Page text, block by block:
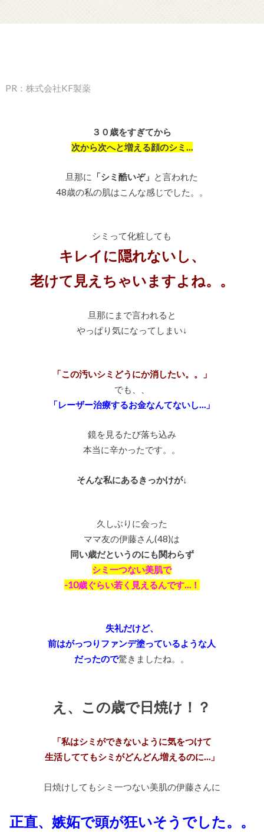
PR：株式会社KF製薬
３０歳をすぎてから
次から次へと増える顔のシミ…
旦那に 「シミ酷いぞ」 と言われた
48歳の私の肌はこんな感じでした。。
シミって化粧しても
キレイに隠れないし、
老けて見えちゃいますよね。。
旦那にまで言われると
やっぱり気になってしまい↓
「この汚いシミどうにか消したい。。」
でも、、
「レーザー治療するお金なんてないし…」
鏡を見るたび落ち込み
本当に辛かったです。。
そんな私にあるきっかけが↓
久しぶりに会った
ママ友の伊藤さん(48)は
同い歳だというのにも関わらず
シミ一つない美肌で
-10歳ぐらい若く見えるんです…！
失礼だけど、
前はがっつりファンデ塗っているような人
だったので驚きましたね。。
え、この歳で日焼け！？
「私はシミができないように気をつけて
生活しててもシミがどんどん増えるのに…」
日焼けしてもシミ一つない美肌の伊藤さんに
正直、嫉妬で頭が狂いそうでした。。